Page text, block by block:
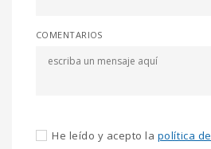
COMENTARIOS
He leído y acepto la política